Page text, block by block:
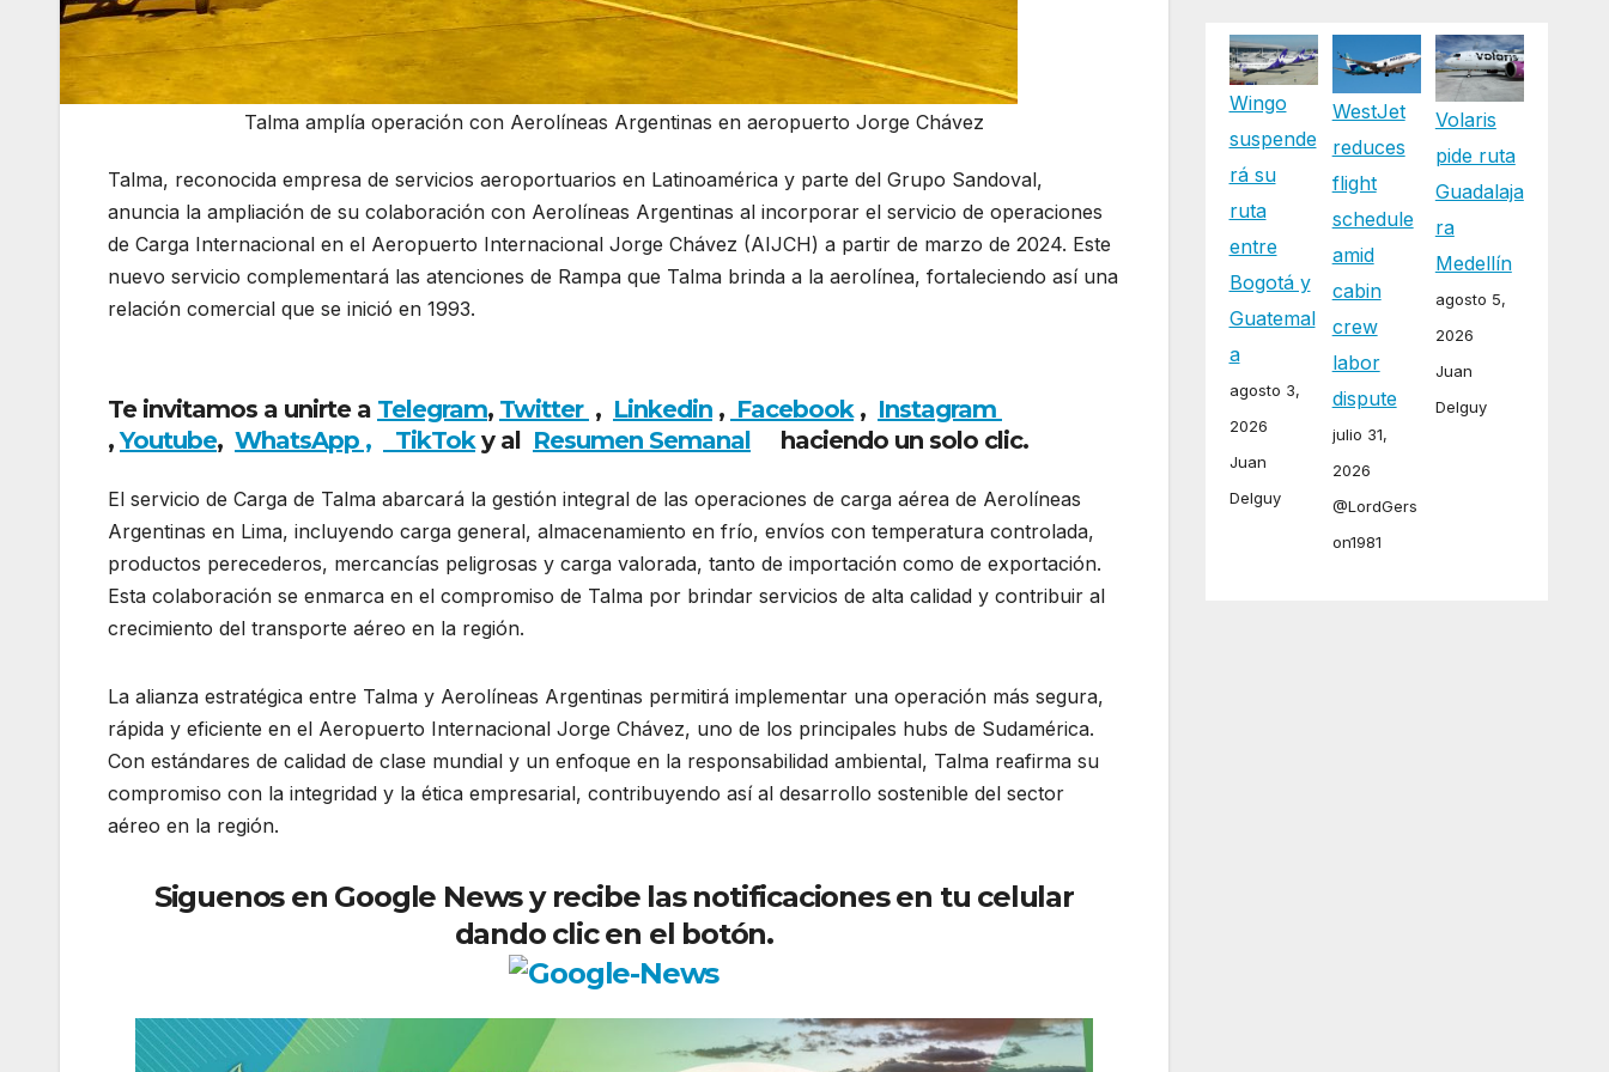
Talma amplía operación con Aerolíneas Argentinas en aeropuerto Jorge Chávez
Talma, reconocida empresa de servicios aeroportuarios en Latinoamérica y parte del Grupo Sandoval,
anuncia la ampliación de su colaboración con Aerolíneas Argentinas al incorporar el servicio de operaciones
de Carga Internacional en el Aeropuerto Internacional Jorge Chávez (AIJCH) a partir de marzo de 2024. Este
nuevo servicio complementará las atenciones de Rampa que Talma brinda a la aerolínea, fortaleciendo así una
relación comercial que se inició en 1993.
Te invitamos a unirte a Telegram, Twitter , Linkedin , Facebook, Instagram
,Youtube, WhatsApp , TikToky al Resumen Semanal haciendo un solo clic.
El servicio de Carga de Talma abarcará la gestión integral de las operaciones de carga aérea de Aerolíneas
Argentinas en Lima, incluyendo carga general, almacenamiento en frío, envíos con temperatura controlada,
productos perecederos, mercancías peligrosas y carga valorada, tanto de importación como de exportación.
Esta colaboración se enmarca en el compromiso de Talma por brindar servicios de alta calidad y contribuir al
crecimiento del transporte aéreo en la región.
La alianza estratégica entre Talma y Aerolíneas Argentinas permitirá implementar una operación más segura,
rápida y eficiente en el Aeropuerto Internacional Jorge Chávez, uno de los principales hubs de Sudamérica.
Con estándares de calidad de clase mundial y un enfoque en la responsabilidad ambiental, Talma reafirma su
compromiso con la integridad y la ética empresarial, contribuyendo así al desarrollo sostenible del sector
aéreo en la región.
Siguenos en Google News y recibe las notificaciones en tu celular
dando clic en el botón.
Wingo
suspende
rá su
ruta
entre
Bogotá y
Guatemal
a
agosto 3,
2026
Juan
Delguy
WestJet
reduces
flight
schedule
amid
cabin
crew
labor
dispute
julio 31,
2026
@LordGers
on1981
Volaris
pide ruta
Guadalaja
ra
Medellín
agosto 5,
2026
Juan
Delguy